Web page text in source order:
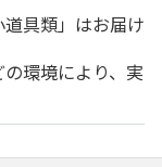
具類」はお届け
環境により、実